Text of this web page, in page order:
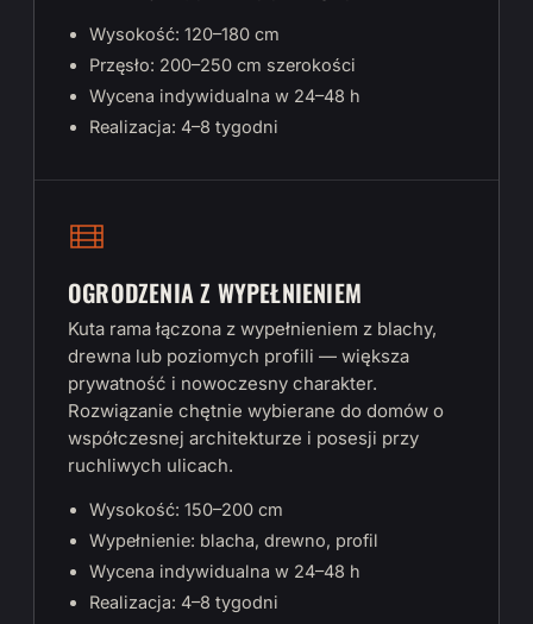
Wysokość: 120–180 cm
Przęsło: 200–250 cm szerokości
Wycena indywidualna w 24–48 h
Realizacja: 4–8 tygodni
OGRODZENIA Z WYPEŁNIENIEM
Kuta rama łączona z wypełnieniem z blachy,
drewna lub poziomych profili — większa
prywatność i nowoczesny charakter.
Rozwiązanie chętnie wybierane do domów o
współczesnej architekturze i posesji przy
ruchliwych ulicach.
Wysokość: 150–200 cm
Wypełnienie: blacha, drewno, profil
Wycena indywidualna w 24–48 h
Realizacja: 4–8 tygodni